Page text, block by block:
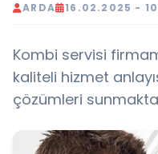
ARDA 16.02.2025 -
Kombi servisi
kaliteli hizmet
çözümleri